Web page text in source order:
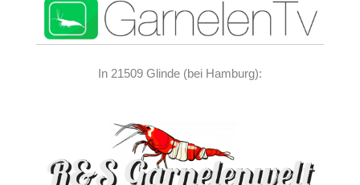
In 21509 Glinde (bei Hamburg):